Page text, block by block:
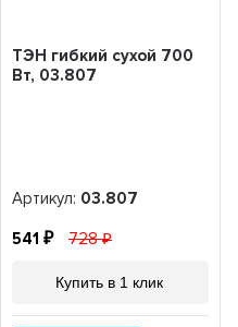
ТЭН гибкий сухой 700
Вт, 03.807
Артикул: 03.807
541 728
Купить в 1 клик